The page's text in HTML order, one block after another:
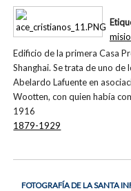
Edificio de la primera Casa
Shanghai. Se trata de uno
Abelardo Lafuente en
Wootten, con quien había
1916
1879-1929
FOTOGRAFÍA DE LA SANTA